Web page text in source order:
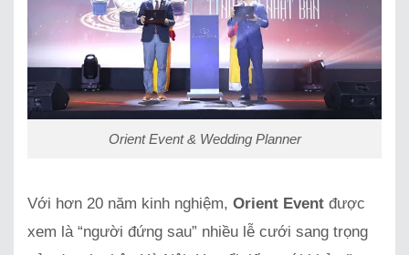
Orient Event & Wedding Planner
Với hơn 20 năm kinh nghiệm, Orient Event được
xem là “người đứng sau” nhiều lễ cưới sang trọng